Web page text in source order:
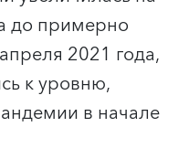
до примерно
2021 года,
к уровню,
в начале